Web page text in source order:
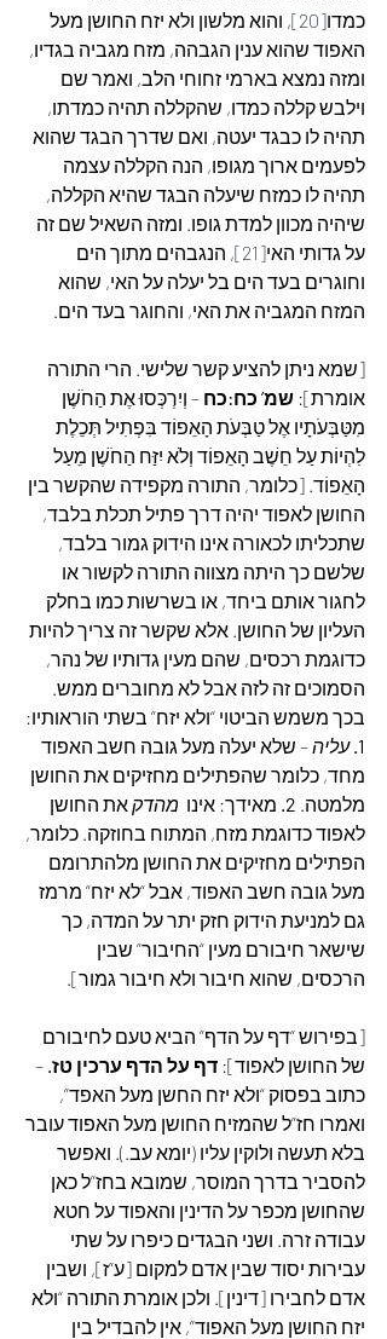
כמדו[20]
, והוא מלשון ולא יזח החושן מעל
האפוד שהוא ענין הגבהה, מזח מגביה בגדיו,
ומזה נמצא בארמי זחוחי הלב, ואמר שם
וילבש קללה כמדו, שהקללה תהיה כמדתו,
תהיה לו כבגד יעטה, ואם שדרך הבגד שהוא
לפעמים ארוך מגופו, הנה הקללה עצמה
תהיה לו כמזח שיעלה הבגד שהיא הקללה,
שיהיה מכוון למדת גופו. ומזה השאיל שם זה
על גדותי האי[21]
, הנגבהים מתוך הים
וחוגרים בעד הים בל יעלה על האי, שהוא
המזח המגביה את האי, והחוגר בעד הים.
[שמא ניתן להציע קשר שלישי. הרי התורה
אומרת]: שמ’ כח:כח – וְיִרְכְּסוּ אֶת הַחֹשֶׁן
מִטַּבְּעֹתָיו אֶל טַבְּעֹת הָאֵפוֹד בִּפְתִיל תְּכֵלֶת
לִהְיוֹת עַל חֵשֶׁב הָאֵפוֹד וְלֹא יִזַּח הַחֹשֶׁן מֵעַל
הָאֵפוֹד. [כלומר, התורה מקפידה שהקשר בין
החושן לאפוד יהיה דרך פתיל תכלת בלבד,
שתכליתו לכאורה אינו הידוק גמור בלבד,
שלשם כך היתה מצווה התורה לקשור או
לחגור אותם ביחד, או בשרשות כמו בחלק
העליון של החושן. אלא שקשר זה צריך להיות
כדוגמת רכסים, שהם מעין גדותיו של נהר,
הסמוכים זה לזה אבל לא מחוברים ממש.
בכך משמש הביטוי “ולא יזח” בשתי הוראותיו:
1. עליה – שלא יעלה מעל גובה חשב האפוד
מחד, כלומר שהפתילים מחזיקים את החושן
מלמטה. 2. מאידך: אינו מהדק את החושן
לאפוד כדוגמת מזח, המתוח בחוזקה. כלומר,
הפתילים מחזיקים את החושן מלהתרומם
מעל גובה חשב האפוד, אבל “לא יזח” מרמז
גם למניעת הידוק חזק יתר על המדה, כך
שישאר חיבורם מעין “החיבור” שבין
הרכסים, שהוא חיבור ולא חיבור גמור].
[בפירוש “דף על הדף” הביא טעם לחיבורם
של החושן לאפוד]: דף על הדף ערכין טז. –
כתוב בפסוק “ולא יזח החשן מעל האפד”,
ואמרו חז”ל שהמזיח החושן מעל האפוד עובר
בלא תעשה ולוקין עליו (יומא עב.). ואפשר
להסביר בדרך המוסר, שמובא בחז”ל כאן
שהחושן מכפר על הדינין והאפוד על חטא
עבודה זרה. ושני הבגדים כיפרו על שתי
עבירות יסוד שבין אדם למקום [ע”ז], ושבין
אדם לחבירו [דינין]. ולכן אומרת התורה “ולא
יזח החושן מעל האפוד”, אין להבדיל בין